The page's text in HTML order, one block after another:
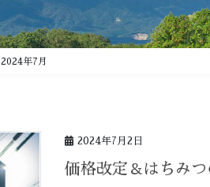
2024年7月
2024年7月2日
価格改定＆はちみ